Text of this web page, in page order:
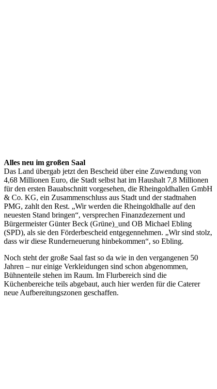
Alles neu im großen Saal
Das Land übergab jetzt den Bescheid über eine Zuwendung von
4,68 Millionen Euro, die Stadt selbst hat im Haushalt 7,8 Millionen
für den ersten Bauabschnitt vorgesehen, die Rheingoldhallen GmbH
& Co. KG, ein Zusammenschluss aus Stadt und der stadtnahen
PMG, zahlt den Rest. „Wir werden die Rheingoldhalle auf den
neuesten Stand bringen“, versprechen Finanzdezernent und
Bürgermeister Günter Beck (Grüne)_und OB Michael Ebling
(SPD), als sie den Förderbescheid entgegennehmen. „Wir sind stolz,
dass wir diese Runderneuerung hinbekommen“, so Ebling.
Noch steht der große Saal fast so da wie in den vergangenen 50
Jahren – nur einige Verkleidungen sind schon abgenommen,
Bühnenteile stehen im Raum. Im Flurbereich sind die
Küchenbereiche teils abgebaut, auch hier werden für die Caterer
neue Aufbereitungszonen geschaffen.